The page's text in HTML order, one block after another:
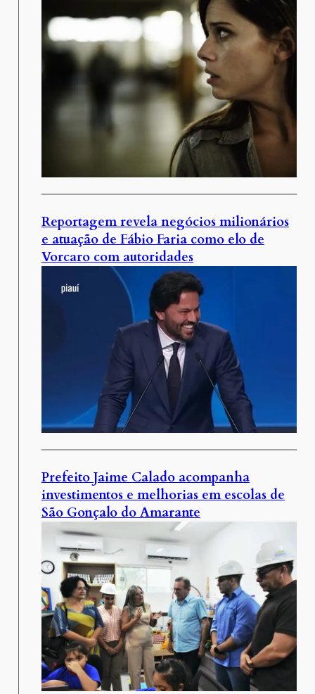
Reportagem revela negócios milionários
e atuação de Fábio Faria como elo de
Vorcaro com autoridades
Prefeito Jaime Calado acompanha
investimentos e melhorias em escolas de
São Gonçalo do Amarante